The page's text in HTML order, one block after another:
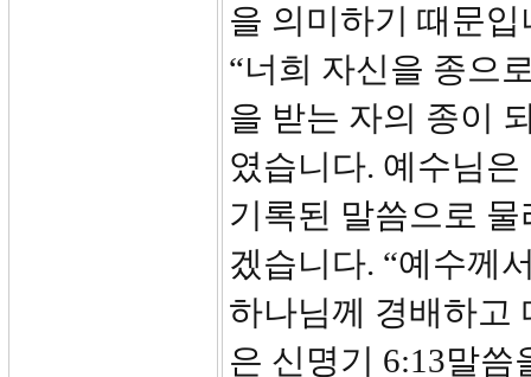
을 의미하기 때문
“너희 자신을 종으
을 받는 자의 종이
였습니다. 예수님
기록된 말씀으로
겠습니다. “예수께
하나님께 경배하고
은 신명기 6:13말